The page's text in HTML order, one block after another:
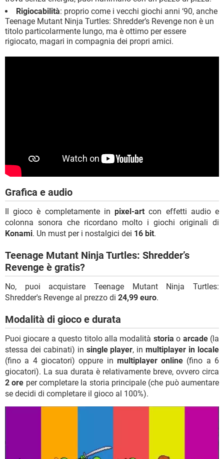
Rigiocabilità: proprio come i vecchi giochi anni ‘90, anche
Teenage Mutant Ninja Turtles: Shredder’s Revenge non è un
titolo particolarmente lungo, ma è ottimo per essere
rigiocato, magari in compagnia dei propri amici.
Grafica e audio
Il gioco è completamente inpixel-art con effetti audio e
colonna sonora che ricordano molto i giochi originali di
Konami. Un must per i nostalgici dei 16 bit.
Teenage Mutant Ninja Turtles: Shredder’s
Revenge è gratis?
No, puoi acquistare Teenage Mutant Ninja Turtles:
Shredder's Revenge al prezzo di 24,99 euro.
Modalità di gioco e durata
Puoi giocare a questo titolo alla modalità storia o arcade(la
stessa dei cabinati) in single player, inmultiplayer in locale
(fino a 4 giocatori) oppure in multiplayer online (fino a 6
giocatori). La sua durata è relativamente breve, ovvero circa
2 ore per completare la storia principale (che può aumentare
se decidi di completare il gioco al 100%).